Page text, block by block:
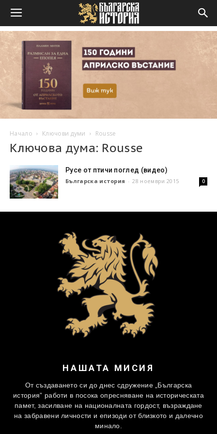
Начало Ключови думи Rousse
Ключова дума: Rousse
Русе от птичи поглед (видео)
Българска история - 28 ноември 2015 0
НАШАТА МИСИЯ
От създаването си до днес сдружение „Българска
история” работи в посока опресняване на историческата
памет, засилване на националната гордост, възраждане
на забравени личности и епизоди от близкото и далечно
минало.